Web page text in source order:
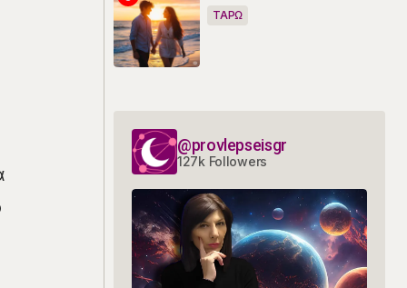
ΤΑΡΩ
@provlepseisgr
127k Followers